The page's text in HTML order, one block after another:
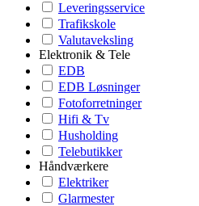
Leveringsservice
Trafikskole
Valutaveksling
Elektronik & Tele
EDB
EDB Løsninger
Fotoforretninger
Hifi & Tv
Husholding
Telebutikker
Håndværkere
Elektriker
Glarmester